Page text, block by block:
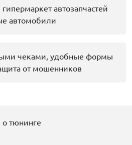
автозапчастей
автомобили
чеками, удобные формы
от мошенников
тюнинге